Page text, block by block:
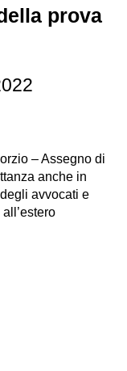
prova
– Assegno di
anche in
avvocati e